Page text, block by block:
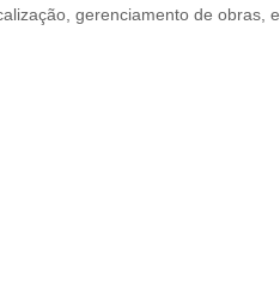
gerenciamento de